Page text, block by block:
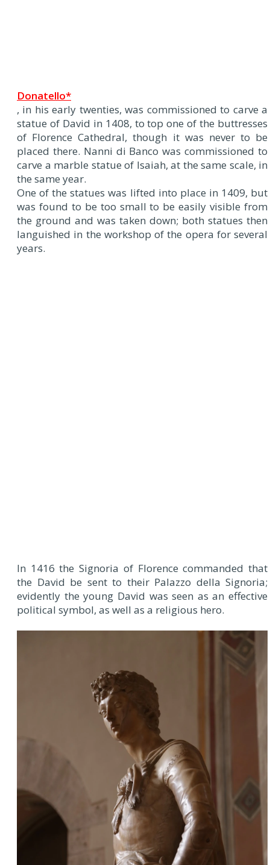
Donatello*
, in his early twenties, was commissioned to carve a
statue of David in 1408, to top one of the buttresses
of Florence Cathedral, though it was never to be
placed there. Nanni di Banco was commissioned to
carve a marble statue of Isaiah, at the same scale, in
the same year.
One of the statues was lifted into place in 1409, but
was found to be too small to be easily visible from
the ground and was taken down; both statues then
languished in the workshop of the opera for several
years.
In 1416 the Signoria of Florence commanded that
the David be sent to their Palazzo della Signoria;
evidently the young David was seen as an effective
political symbol, as well as a religious hero.